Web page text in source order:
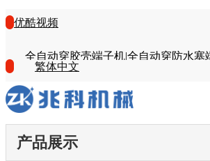
优酷视频
全自动穿胶壳端子机|全自动穿防水塞
繁体中文
产品展示